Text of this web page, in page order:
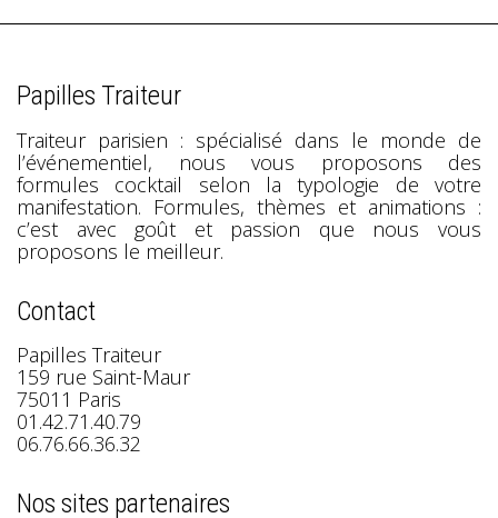
Papilles Traiteur
Traiteur parisien : spécialisé dans le monde de
l’événementiel, nous vous proposons des
formules cocktail selon la typologie de votre
manifestation. Formules, thèmes et animations :
c’est avec goût et passion que nous vous
proposons le meilleur.
Contact
Papilles Traiteur
159 rue Saint-Maur
75011 Paris
01.42.71.40.79
06.76.66.36.32
Nos sites partenaires